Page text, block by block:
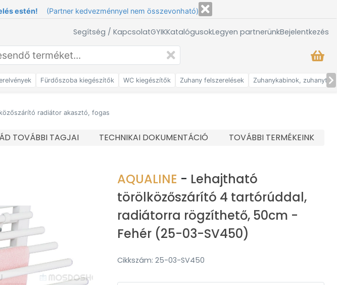
estén! (Partner kedvezménnyel nem összevonható)
Segítség / KapcsolatGYIKKatalógusokLegyen partnerünkBejelentkezés
Fürdőszoba kiegészítők WC kiegészítők Zuhany felszerelések Zuhanykabinok,
radiátor akasztó, fogas
TOVÁBBI TAGJAI TECHNIKAI DOKUMENTÁCIÓ TOVÁBBI TERMÉKEINK
AQUALINE - Lehajtható
törölközőszárító 4 tartórúddal,
radiátorra rögzíthető, 50cm -
Fehér (25-03-SV450)
Cikkszám: 25-03-SV450